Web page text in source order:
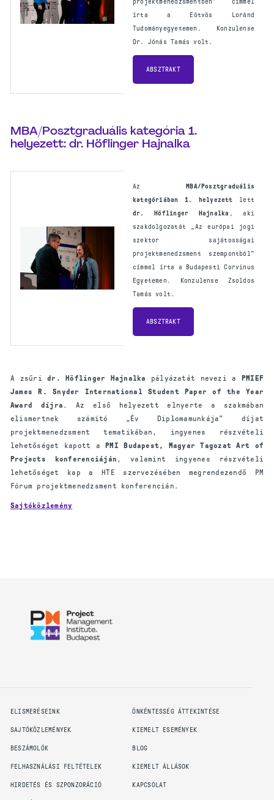
projektmenedzsmentben” címmel
írta a Eötvös Loránd
Tudományegyetemen. Konzulense
Dr. Jónás Tamás volt.
ABSZTRAKT
MBA/Posztgraduális kategória 1.
helyezett: dr. Höflinger Hajnalka
Az
MBA/Posztgraduális
kategóriában
1. helyezett lett
dr. Höflinger Hajnalka , aki
szakdolgozatát „Az európai jogi
szektor sajátosságai
projektmenedzsment szempontból”
címmel írta a Budapesti Corvinus
Egyetemen. Konzulense Zsoldos
Tamás volt.
ABSZTRAKT
A zsűridr. Höflinger Hajnalka pályázatát nevezi a
PMIEF
James R. Snyder International Student Paper of the Year
Award díjra . Az első helyezett elnyerte a szakmában
elismertnek számító „Év Diplomamunkája” díjat
projektmenedzsment tematikában, ingyenes részvételi
lehetőséget kapott a
PMI Budapest, Magyar Tagozat Art of
Projects konferenciáján , valamint ingyenes részvételi
lehetőséget kap a HTE szervezésében megrendezendő PM
Fórum projektmenedzsment konferencián.
Sajtóközlemény
ELISMERÉSEINK
SAJTÓKÖZLEMÉNYEK
BESZÁMOLÓK
FELHASZNÁLÁSI FELTÉTELEK
HIRDETÉS ÉS SZPONZORÁCIÓ
ÖNKÉNTESSÉG ÁTTEKINTÉSE
KIEMELT ESEMÉNYEK
BLOG
KIEMELT ÁLLÁSOK
KAPCSOLAT